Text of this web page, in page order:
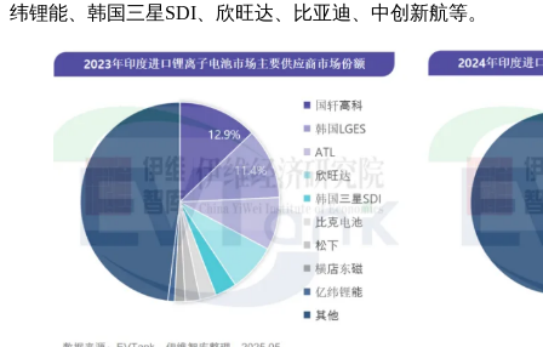
纬锂能、韩国三星SDI、欣旺达、比亚迪、中创新航等。